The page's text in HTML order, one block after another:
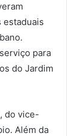
estaduais
para
do Jardim
do vice-
Além da